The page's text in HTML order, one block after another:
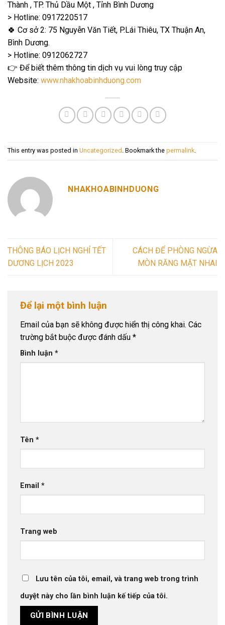
Thành , TP. Thủ Dầu Một , Tỉnh Bình Dương
> Hotline: 0917220517
🍀 Cơ sở 2: 75 Nguyễn Văn Tiết, P.Lái Thiêu, TX Thuận An,
Bình Dương.
> Hotline: 0912062727
👉 Để biết thêm thông tin dịch vụ vui lòng truy cập
Website: www.nhakhoabinhduong.com
This entry was posted in Uncategorized . Bookmark the permalink.
NHAKHOABINHDUONG
THÔNG BÁO LỊCH NGHỈ TẾT
DƯƠNG LỊCH 2023
CÁCH ĐỂ PHÒNG NGỪA
MÒN RĂNG MẶT NHAI
Để lại một bình luận
Email của bạn sẽ không được hiển thị công khai. Các
trường bắt buộc được đánh dấu *
Bình luận *
Tên *
Email *
Trang web
Lưu tên của tôi, email, và trang web trong trình
duyệt này cho lần bình luận kế tiếp của tôi.